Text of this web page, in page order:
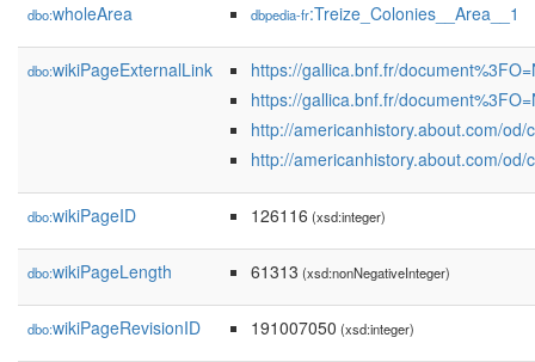
dbo:wholeArea dbpedia-fr:Treize_Colonies__Area__1
dbo:wikiPageExternalLink
https://gallica.bnf.fr/
https://gallica.bnf.fr/
http://americanhistory.about.com/
http://americanhistory.about.com/
dbo:wikiPageID 126116 (xsd:integer)
dbo:wikiPageLength 61313 (xsd:nonNegativeInteger)
dbo:wikiPageRevisionID 191007050 (xsd:integer)